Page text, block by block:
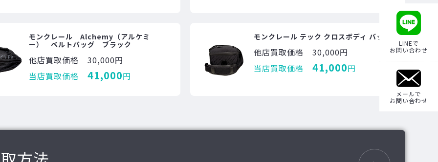
モンクレール Alchemy（アルケミ
ー） ベルトバッグ ブラック
他店買取価格
30,000円
当店買取価格
41,000円
モンクレール テック クロスボディ バッグ
他店買取価格
30,000円
当店買取価格
41,000円
LINEで
お問い合わせ
メールで
お問い合わせ